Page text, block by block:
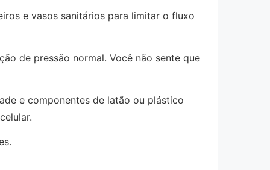
e vasos sanitários para limitar o fluxo
de pressão normal. Você não sente que
e componentes de latão ou plástico